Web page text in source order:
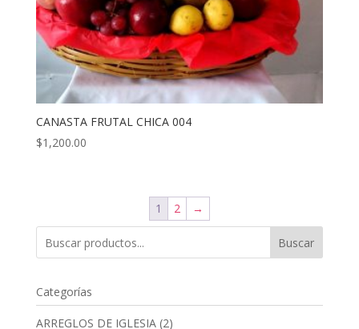
CANASTA FRUTAL CHICA 004
$1,200.00
1 2 →
Buscar
Categorías
ARREGLOS DE IGLESIA 22